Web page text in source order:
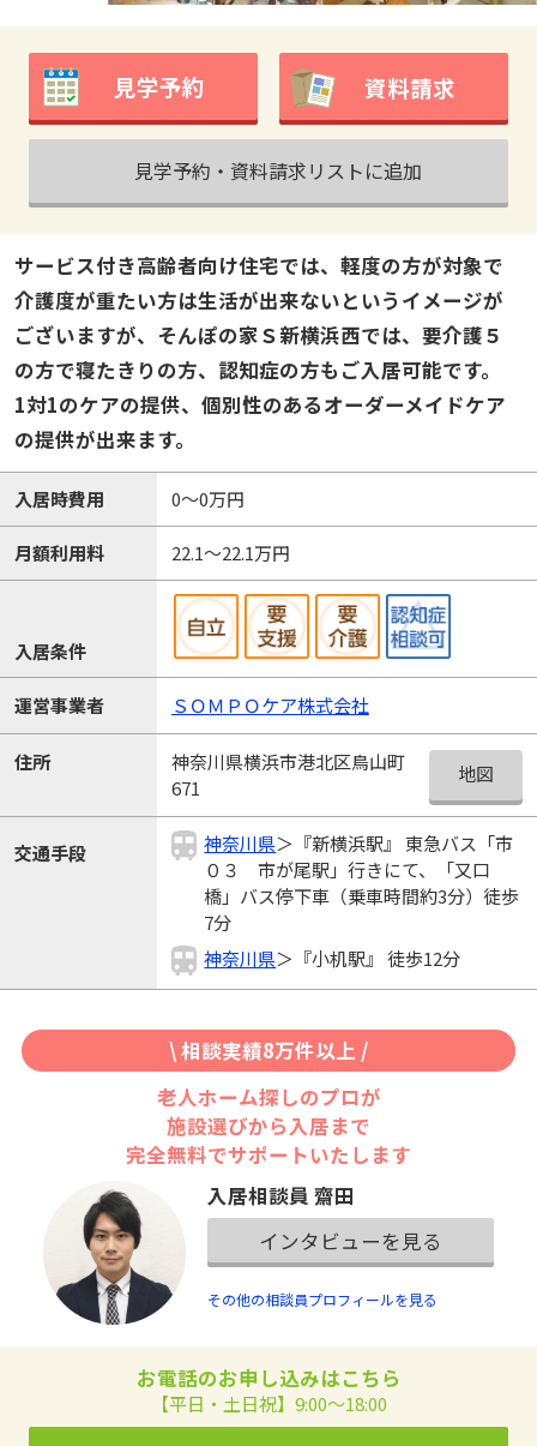
見学予約 資料請求
見学予約・資料請求リストに追加
サービス付き高齢者向け住宅では、軽度の方が対象で
介護度が重たい方は生活が出来ないというイメージが
ございますが、そんぽの家Ｓ新横浜西では、要介護５
の方で寝たきりの方、認知症の方もご入居可能です。
1対1のケアの提供、個別性のあるオーダーメイドケア
の提供が出来ます。
入居時費用 0～0万円
月額利用料 22.1～22.1万円
入居条件
運営事業者 ＳＯＭＰＯケア株式会社
住所
神奈川県横浜市港北区鳥山町
671
地図
交通手段 神奈川県＞『新横浜駅』 東急バス「市
０３ 市が尾駅」行きにて、「又口
橋」バス停下車（乗車時間約3分）徒歩
7分
神奈川県＞『小机駅』 徒歩12分
\ 相談実績8万件以上 /
老人ホーム探しのプロが
施設選びから入居まで
完全無料でサポートいたします
入居相談員 齋田
インタビューを見る
その他の相談員プロフィールを見る
お電話のお申し込みはこちら
【平日・土日祝】9:00～18:00